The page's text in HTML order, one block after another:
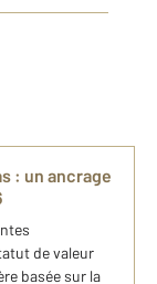
: un ancrage
de valeur
basée sur la